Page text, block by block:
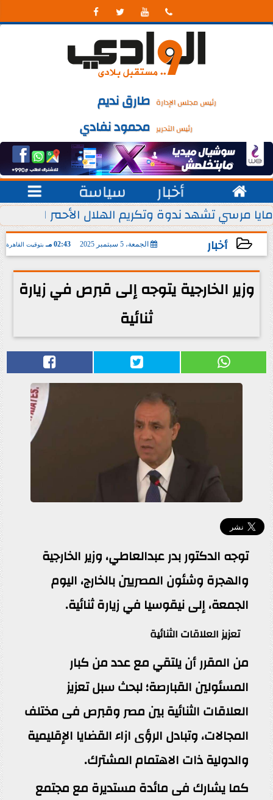
   
رئيس مجلس الإدارة طارق نديم
رئيس التحرير محمود نفادي
 أخبار سياسة 
يوليو من كل عام
مايا مرسي تشهد ندوة وتكريم الهلال الأحمر
أخبار الجمعة، 5 سبتمبر 2025 02:43 مـ بتوقيت القاهرة
2025-09-05 14:43:31
وزير الخارجية يتوجه إلى قبرص في زيارة
ثنائية
توجه الدكتور بدر عبدالعاطي، وزير الخارجية
والهجرة وشئون المصريين بالخارج، اليوم
الجمعة، إلى نيقوسيا في زيارة ثنائية.
تعزيز العلاقات الثنائية
من المقرر أن يلتقي مع عدد من كبار
المسئولين القبارصة؛ لبحث سبل تعزيز
العلاقات الثنائية بين مصر وقبرص فى مختلف
المجالات، وتبادل الرؤى ازاء القضايا الإقليمية
والدولية ذات الاهتمام المشترك.
كما يشارك فى مائدة مستديرة مع مجتمع